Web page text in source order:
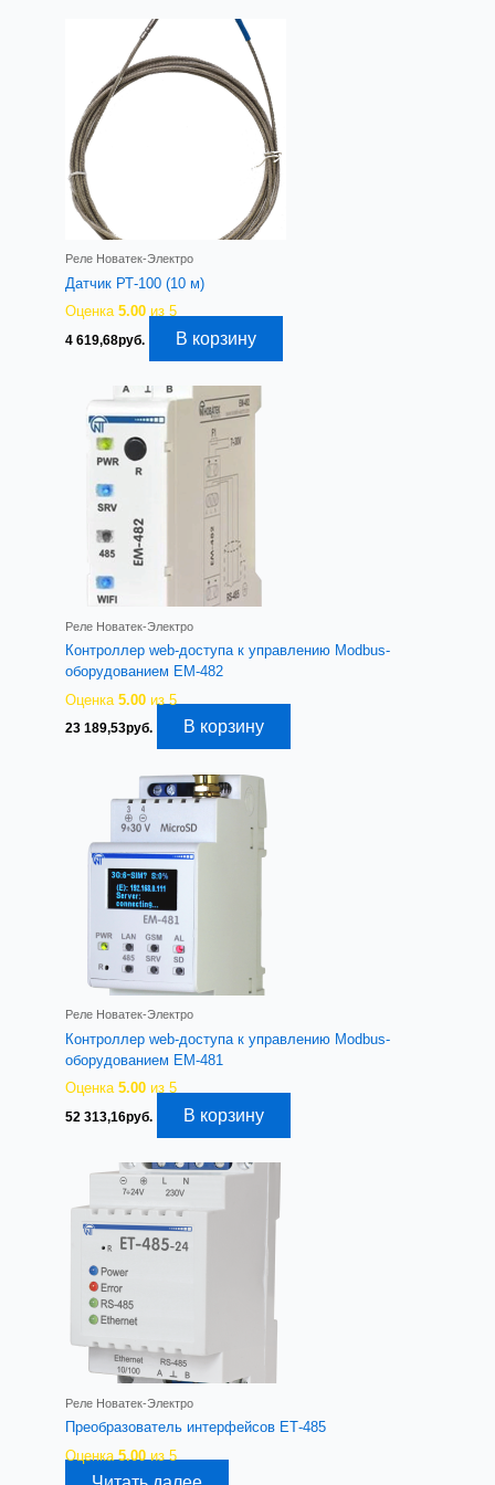
Реле Новатек-Электро
Датчик РТ-100 (10 м)
Оценка5.00 из 5
4 619,68руб. В корзину
Реле Новатек-Электро
Контроллер web-доступа к управлению Modbus-
оборудованием ЕМ-482
Оценка5.00 из 5
23 189,53руб. В корзину
Реле Новатек-Электро
Контроллер web-доступа к управлению Modbus-
оборудованием ЕМ-481
Оценка5.00 из 5
52 313,16руб. В корзину
Реле Новатек-Электро
Преобразователь интерфейсов ЕТ-485
Оценка5.00 из 5